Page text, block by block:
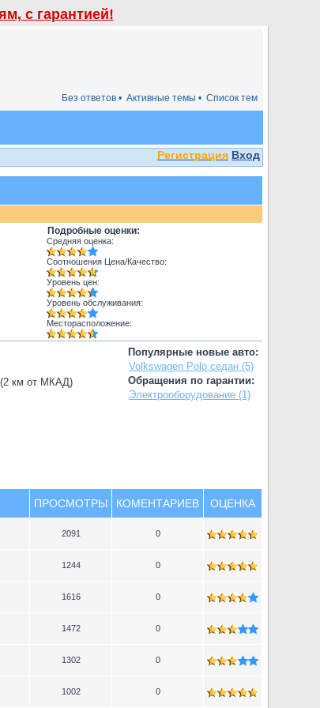
с гарантией!
Список тем
Активные темы •
Без ответов •
Регистрация Вход
Подробные оценки:
Средняя оценка:
Соотношения Цена/Качество:
Уровень цен:
Уровень обслуживания:
Месторасположение:
Популярные новые авто:
Volkswagen Polo седан (5)
Обращения по гарантии:
Электрооборудование (1)
(2 км от МКАД)
ПРОСМОТРЫ КОМЕНТАРИЕВ ОЦЕНКА
2091 0
1244 0
1616 0
1472 0
1302 0
1002 0